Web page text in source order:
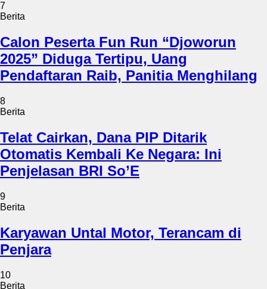
7
Berita
Calon Peserta Fun Run “Djoworun
2025” Diduga Tertipu, Uang
Pendaftaran Raib, Panitia Menghilang
8
Berita
Telat Cairkan, Dana PIP Ditarik
Otomatis Kembali Ke Negara: Ini
Penjelasan BRI So’E
9
Berita
Karyawan Untal Motor, Terancam di
Penjara
10
Berita